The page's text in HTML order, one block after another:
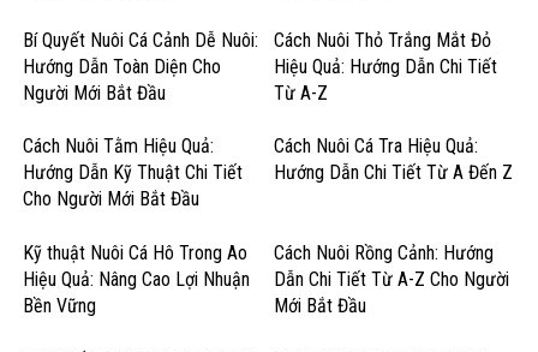
Bí Quyết Nuôi Cá Cảnh Dễ Nuôi:
Hướng Dẫn Toàn Diện Cho
Người Mới Bắt Đầu
Cách Nuôi Thỏ Trắng Mắt Đỏ
Hiệu Quả: Hướng Dẫn Chi Tiết
Từ A-Z
Cách Nuôi Tằm Hiệu Quả:
Hướng Dẫn Kỹ Thuật Chi Tiết
Cho Người Mới Bắt Đầu
Cách Nuôi Cá Tra Hiệu Quả:
Hướng Dẫn Chi Tiết Từ A Đến Z
Kỹ thuật Nuôi Cá Hô Trong Ao
Hiệu Quả: Nâng Cao Lợi Nhuận
Bền Vững
Cách Nuôi Rồng Cảnh: Hướng
Dẫn Chi Tiết Từ A-Z Cho Người
Mới Bắt Đầu